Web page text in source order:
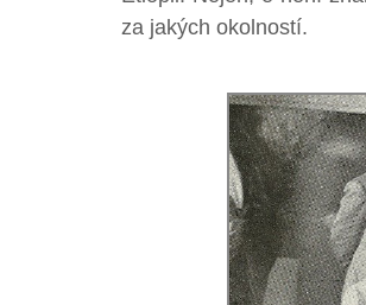
za jakých okolností.